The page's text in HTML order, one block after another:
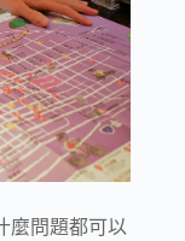
麼問題都可以